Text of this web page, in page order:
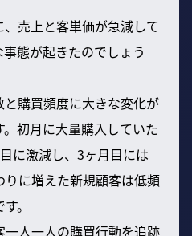
売上と客単価が急減して
態が起きたのでしょう
購買頻度に大きな変化が
初月に大量購入していた
に激減し、3ヶ月目には
に増えた新規顧客は低頻
。
人一人の購買行動を追跡